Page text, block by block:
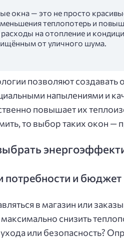
окна — это не просто
теплопотерь и
на отопление и
от уличного шума.
позволяют создавать
напылениями и
повышает их
то выбор таких окон —
потребности и бюджет
в магазин или
снизить
или безопасность?